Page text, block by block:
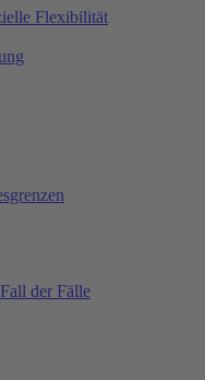
Flexibilität
der Fälle